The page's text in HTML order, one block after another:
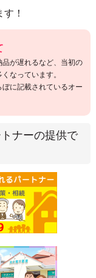
！
が遅れるなど、当初の
なっています。
に記載されているオー
ナーの提供で